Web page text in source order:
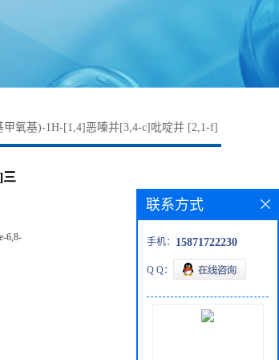
甲氧基)-1H-[1,4]恶嗪并[3,4-c]吡啶并 [2,1-f]
三
6,8-
联系方式
手机： 15871722230
Q Q：